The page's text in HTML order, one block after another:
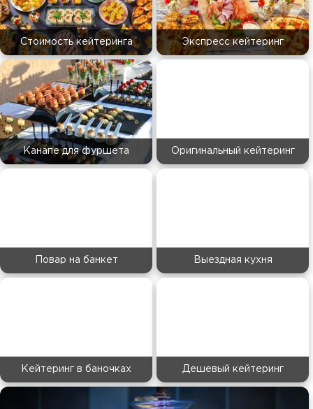
Стоимость кейтеринга Экспресс кейтеринг
Канапе для фуршета Оригинальный кейтеринг
Повар на банкет Выездная кухня
Кейтеринг в баночках Дешевый кейтеринг